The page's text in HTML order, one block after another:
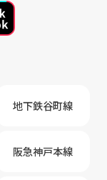
地下鉄谷町線
阪急神戸本線